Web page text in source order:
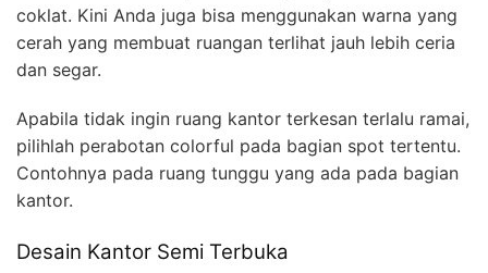
coklat. Kini Anda juga bisa menggunakan warna yang
cerah yang membuat ruangan terlihat jauh lebih ceria
dan segar.
Apabila tidak ingin ruang kantor terkesan terlalu ramai,
pilihlah perabotan colorful pada bagian spot tertentu.
Contohnya pada ruang tunggu yang ada pada bagian
kantor.
Desain Kantor Semi Terbuka